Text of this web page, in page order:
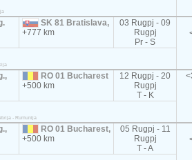
SK 81 Bratislava,
+777 km
03 Rugpj - 09
Rugpj
Pr - S
RO 01 Bucharest
+500 km
12 Rugpj - 20
Rugpj
T - K
- Rumunija
RO 01 Bucharest,
+500 km
05 Rugpj - 11
Rugpj
T - A